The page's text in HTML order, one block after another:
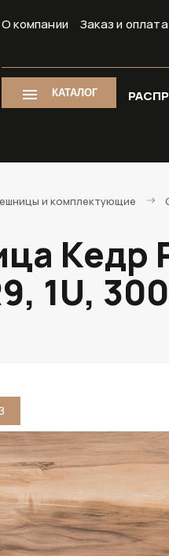
О компании Заказ и оплата
КАТАЛОГ
и комплектующие
Кедр
1U,